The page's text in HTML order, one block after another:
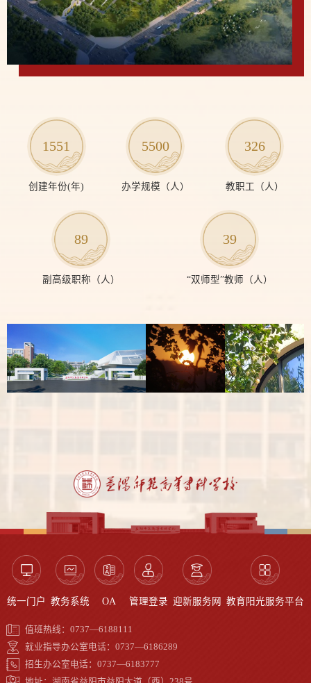
1551
创建年份(年)
5500
办学规模（人）
326
教职工（人）
89
副高级职称（人）
39
“双师型”教师（人）
统一门户 教务系统 OA 管理登录 迎新服务网 教育阳光服务平台
值班热线：0737—6188111
就业指导办公室电话：0737—6186289
招生办公室电话：0737—6183777